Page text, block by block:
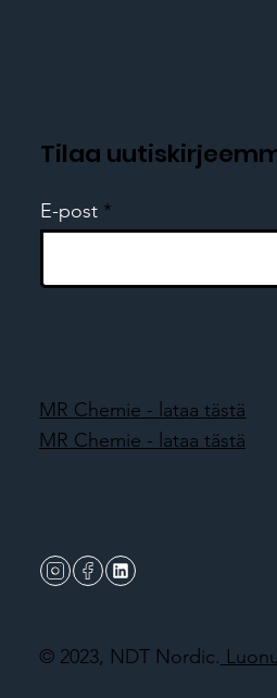
Tilaa
E-post
© 2023, NDT Nordic.
MR Chemie - lataa tästä
MR Chemie - lataa tästä